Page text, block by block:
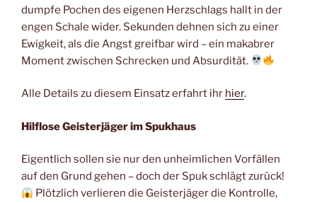
dumpfe Pochen des eigenen Herzschlags hallt in der
engen Schale wider. Sekunden dehnen sich zu einer
Ewigkeit, als die Angst greifbar wird – ein makabrer
Moment zwischen Schrecken und Absurdität.
Alle Details zu diesem Einsatz erfahrt ihr hier.
Hilflose Geisterjäger im Spukhaus
Eigentlich sollen sie nur den unheimlichen Vorfällen
auf den Grund gehen – doch der Spuk schlägt zurück!
Plötzlich verlieren die Geisterjäger die Kontrolle,